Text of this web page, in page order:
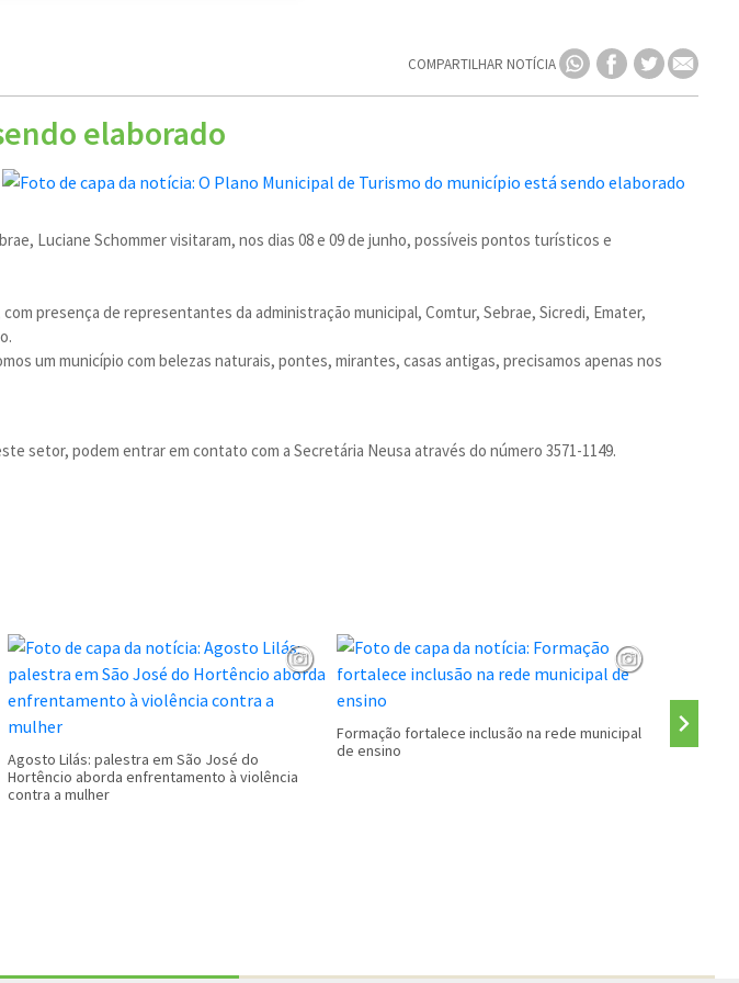
COMPARTILHAR NOTÍCIA
elaborado
Luciane Schommer visitaram, nos dias 08 e 09 de junho, possíveis pontos turísticos e
presença de representantes da administração municipal, Comtur, Sebrae, Sicredi, Emater,
um município com belezas naturais, pontes, mirantes, casas antigas, precisamos apenas nos
setor, podem entrar em contato com a Secretária Neusa através do número 3571-1149.
Agosto Lilás: palestra em São José do
Hortêncio aborda enfrentamento à violência
contra a mulher
Formação fortalece inclusão na rede municipal
de ensino